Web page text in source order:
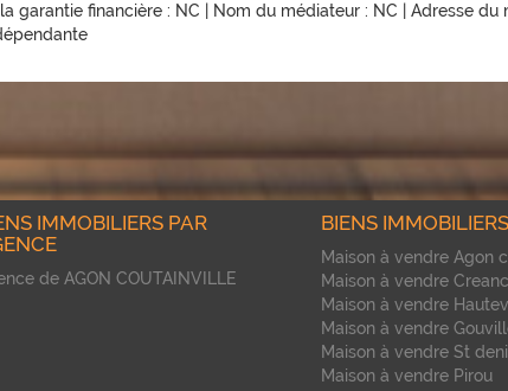
garantie financière : NC | Nom du médiateur : NC | Adresse du
IMMOBILIERS PAR
de AGON COUTAINVILLE
BIENS
Maison à vendre Agon
Maison à vendre
Maison à vendre
Maison à vendre
Maison à vendre St
Maison à vendre Pirou